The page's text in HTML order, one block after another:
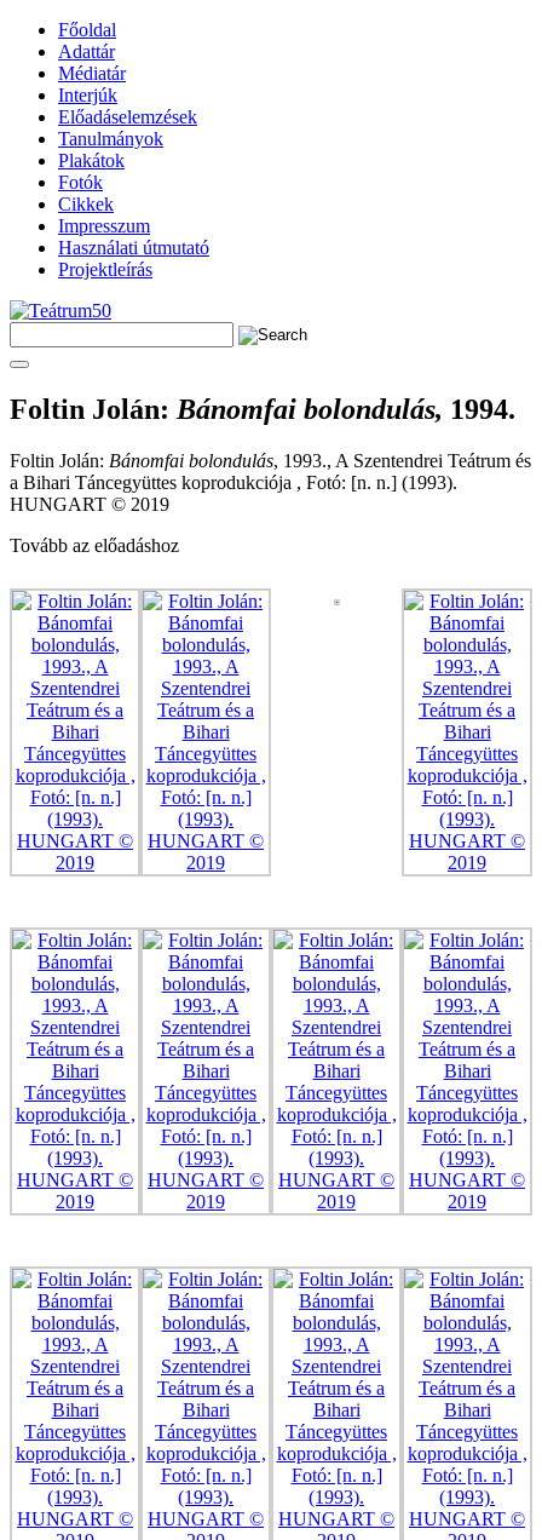
Főoldal
Adattár
Médiatár
Interjúk
Előadáselemzések
Tanulmányok
Plakátok
Fotók
Cikkek
Impresszum
Használati útmutató
Projektleírás
Foltin Jolán: Bánomfai bolondulás, 1994.
Foltin Jolán: Bánomfai bolondulás, 1993., A Szentendrei Teátrum és
a Bihari Táncegyüttes koprodukciója , Fotó: [n. n.] (1993).
HUNGART © 2019
Tovább az előadáshoz